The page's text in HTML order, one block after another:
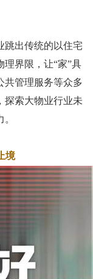
跳出传统的以住宅
理界限，让“家”具
共管理服务等众多
探索大物业行业未
境